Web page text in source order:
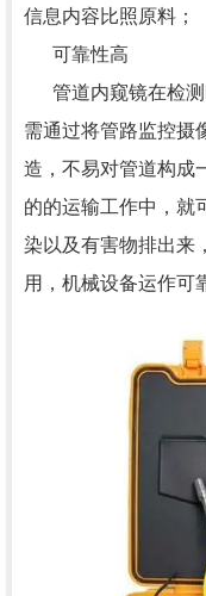
信息内容比照原料；
可靠性高
管道内窥镜在检测
需通过将管路监控摄
造，不易对管道构成
的的运输工作中，就
染以及有害物排出来
用，机械设备运作可